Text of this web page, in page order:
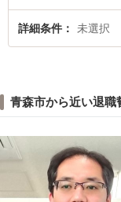
詳細条件 未選択
青森市から近い退職